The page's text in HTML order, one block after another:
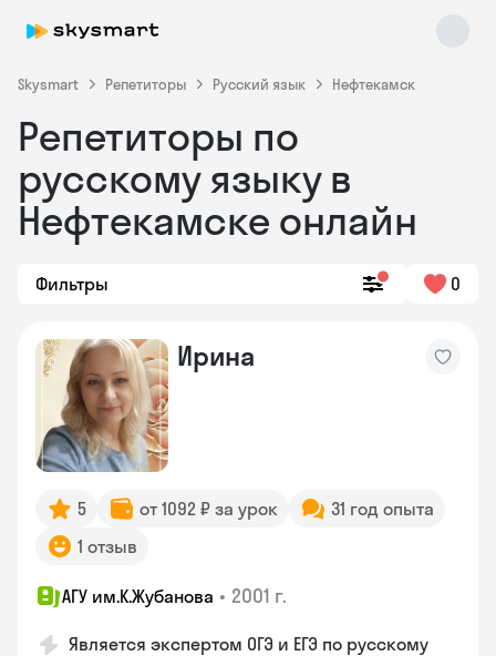
Skysmart Репетиторы Русский язык Нефтекамск
Репетиторы по
русскому языку в
Нефтекамске онлайн
Фильтры 0
Ирина
5 от 1092 ₽ за урок
31 год опыта
1 отзыв
АГУ им.К.Жубанова • 2001 г.
Является экспертом ОГЭ и ЕГЭ по русскому
Skysmart Chat